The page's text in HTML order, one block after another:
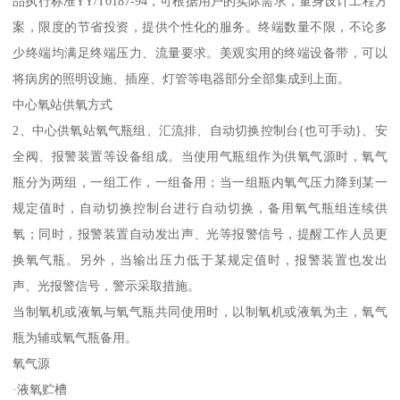
案，限度的节省投资，提供个性化的服务。终端数量不限，不论多
少终端均满足终端压力、流量要求。美观实用的终端设备带，可以
将病房的照明设施、插座、灯管等电器部分全部集成到上面。
中心氧站供氧方式
2、中心供氧站氧气瓶组、汇流排、自动切换控制台{也可手动}、安
全阀、报警装置等设备组成。当使用气瓶组作为供氧气源时，氧气
瓶分为两组，一组工作，一组备用；当一组瓶内氧气压力降到某一
规定值时，自动切换控制台进行自动切换，备用氧气瓶组连续供
氧；同时，报警装置自动发出声、光等报警信号，提醒工作人员更
换氧气瓶。另外，当输出压力低于某规定值时，报警装置也发出
声、光报警信号，警示采取措施。
当制氧机或液氧与氧气瓶共同使用时，以制氧机或液氧为主，氧气
瓶为辅或氧气瓶备用。
氧气源
·液氧贮槽